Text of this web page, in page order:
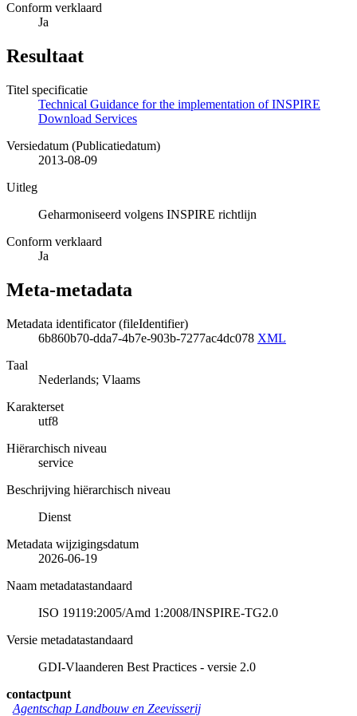
Conform verklaard
Ja
Resultaat
Titel specificatie
Technical Guidance for the implementation of INSPIRE
Download Services
Versiedatum (Publicatiedatum)
2013-08-09
Uitleg
Geharmoniseerd volgens INSPIRE richtlijn
Conform verklaard
Ja
Meta-metadata
Metadata identificator (fileIdentifier)
6b860b70-dda7-4b7e-903b-7277ac4dc078 XML
Taal
Nederlands; Vlaams
Karakterset
utf8
Hiërarchisch niveau
service
Beschrijving hiërarchisch niveau
Dienst
Metadata wijzigingsdatum
2026-06-19
Naam metadatastandaard
ISO 19119:2005/Amd 1:2008/INSPIRE-TG2.0
Versie metadatastandaard
GDI-Vlaanderen Best Practices - versie 2.0
contactpunt
Agentschap Landbouw en Zeevisserij